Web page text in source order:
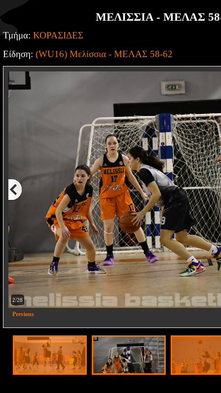
ΜΕΛΙΣΣΙΑ - ΜΕΛΑΣ
Τμήμα: ΚΟΡΑΣΙΔΕΣ
Είδηση: (WU16) Μελίσσια - ΜΕΛΑΣ 58-62
2/28
Previous